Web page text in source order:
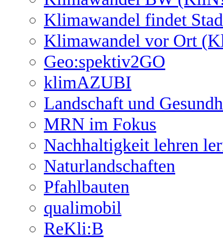
Klimawandel findet
Klimawandel vor Ort
Geo:spektiv2GO
klimAZUBI
Landschaft und
MRN im Fokus
Nachhaltigkeit lehren
Naturlandschaften
Pfahlbauten
qualimobil
ReKli:B